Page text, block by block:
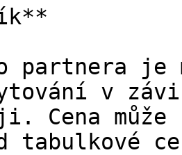
partnera
v
Cena
tabulkové